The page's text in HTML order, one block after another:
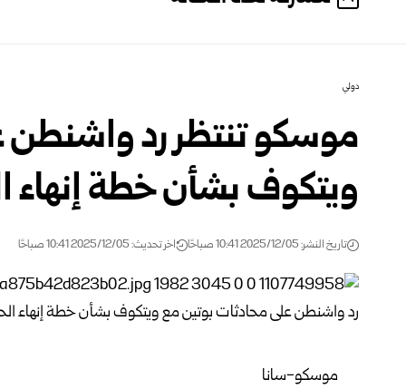
دولي
موسكو تنتظر رد واشنطن
ويتكوف بشأن خطة إنهاء
تاريخ النشر: 2025/12/05 10:41 صباحًا اخر تحديث: 2025/12/05 10:41 صباحًا
موسكو-سانا